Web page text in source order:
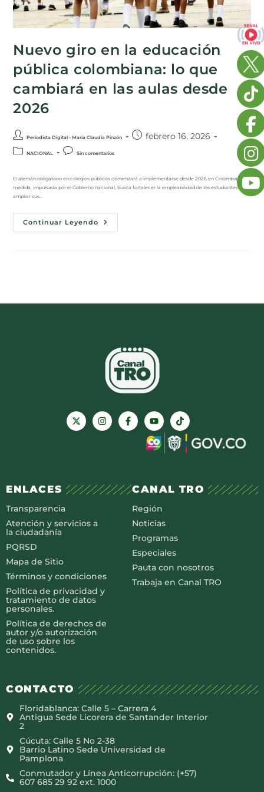
Nuevo giro en la educación
pública colombiana: lo que
cambiará en las aulas desde
2026
Periodista Digital - María Claudia Pinzón febrero 16, 2026
NACIONAL Sin comentarios
El alemán obligatorio en colegios públicos comenzará a implementarse desde 2026 en Colombia. La
medida, impulsada por el Gobierno nacional, busca fortalecer la empleabilidad de los estudiantes y
ampliar sus…
Continuar Leyendo
ENLACES
Transparencia
Atención y servicios a
la ciudadanía
PQRSD
Mapa de Sitio
Términos y condiciones
Política de privacidad y
tratamiento de datos
personales.
Política de derechos de
autor y/o autorización
de uso sobre los
contenidos.
CANAL TRO
Región
Noticias
Programas
Especiales
Pauta con nosotros
Trabaja en Canal TRO
CONTACTO
Floridablanca: Calle 5 – Carrera 4
Antigua Sede Licorera de Santander Interior
2
Cúcuta: Calle 5 No 2-38
Barrio Latino Sede Universidad de
Pamplona
Conmutador y Línea Anticorrupción: (+57)
607 685 29 92 ext. 1000